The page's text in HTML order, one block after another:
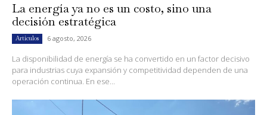
La energía ya no es un costo, sino una
decisión estratégica
Artículos 6 agosto, 2026
La disponibilidad de energía se ha convertido en un factor decisivo
para industrias cuya expansión y competitividad dependen de una
operación continua. En ese...